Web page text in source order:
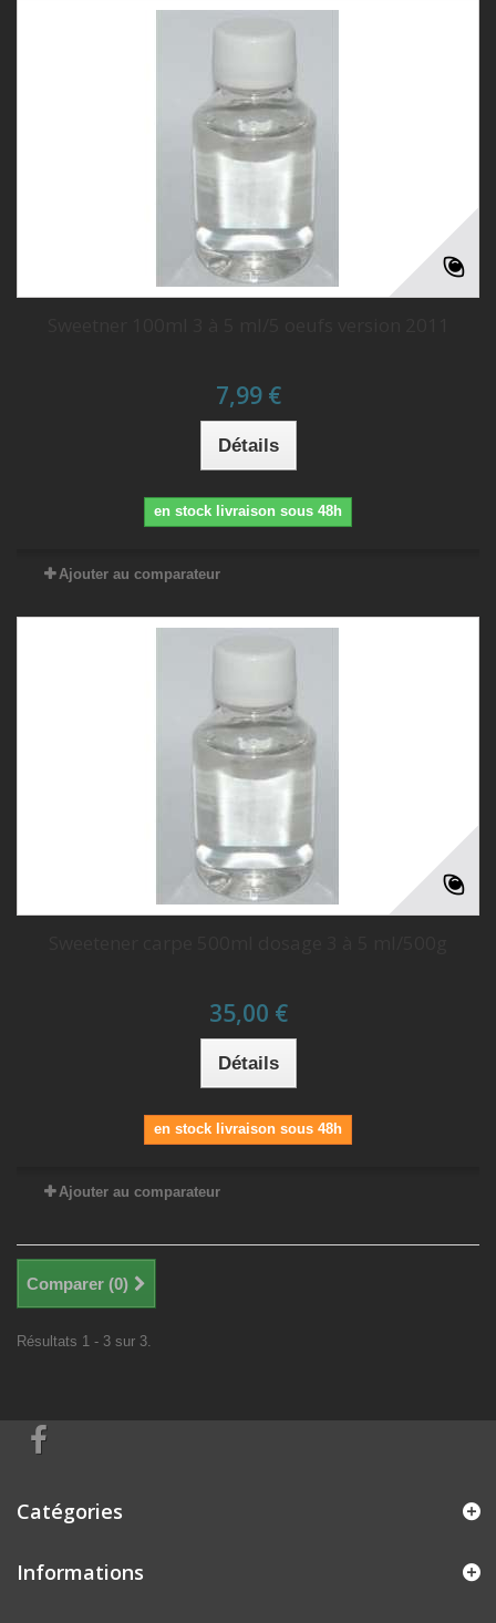
7,99 €
Détails
en stock livraison sous 48h
Ajouter au comparateur
35,00 €
Détails
en stock livraison sous 48h
Ajouter au comparateur
Comparer (0)
Résultats 1 - 3 sur 3.
Catégories
Informations